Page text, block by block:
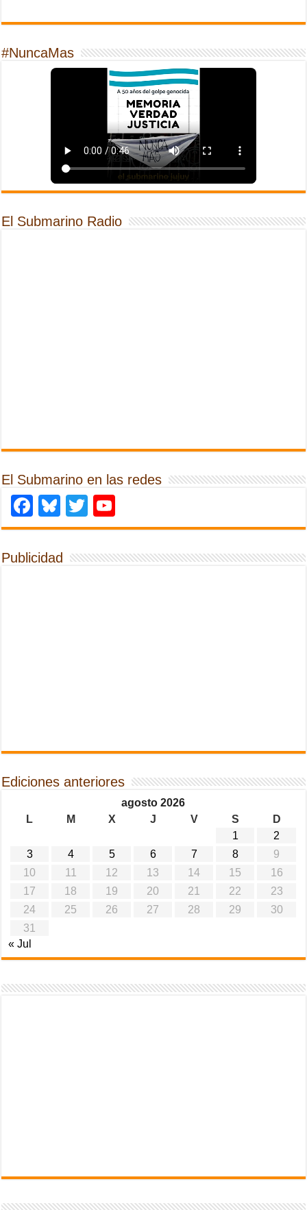
#NuncaMas
El Submarino Radio
El Submarino en las redes
Facebook
Bluesky
Twitter
Publicidad
Ediciones anteriores
agosto 2026
L
M X J V S
D
1
2
3
4 5 6 7 8
9
10
11 12 13 14 15
16
17
18 19 20 21 22
23
24
25 26 27 28 29
30
31
« Jul